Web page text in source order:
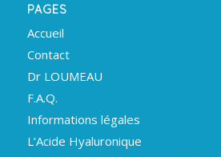
PAGES
Accueil
Contact
Dr LOUMEAU
F.A.Q.
Informations légales
L’Acide Hyaluronique